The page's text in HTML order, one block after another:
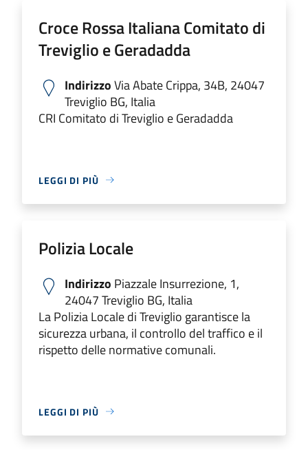
Croce Rossa Italiana Comitato di
Treviglio e Geradadda
IndirizzoVia Abate Crippa, 34B, 24047
Treviglio BG, Italia
CRI Comitato di Treviglio e Geradadda
LEGGI DI PIÙ
Polizia Locale
Indirizzo Piazzale Insurrezione, 1,
24047 Treviglio BG, Italia
La Polizia Locale di Treviglio garantisce la
sicurezza urbana, il controllo del traffico e il
rispetto delle normative comunali.
LEGGI DI PIÙ